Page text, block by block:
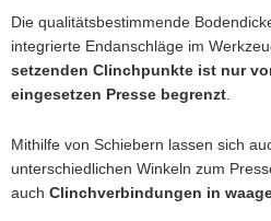
Die qualitätsbestimmende
integrierte Endanschläge im
setzenden Clinchpunkte ist nur
eingesetzen Presse begrenzt
Mithilfe von Schiebern lassen sich
unterschiedlichen Winkeln zum
auch Clinchverbindungen in